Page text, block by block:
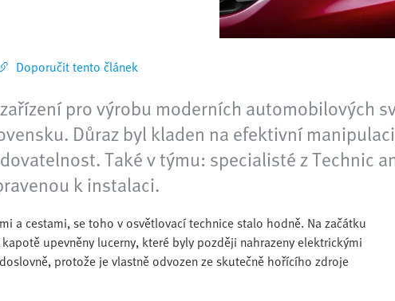
Doporučit tento článek
pro výrobu moderních automobilových
Důraz byl kladen na efektivní
Také v týmu: specialisté z Technic
k instalaci.
a cestami, se toho v osvětlovací technice stalo hodně. Na začátku
upevněny lucerny, které byly později nahrazeny elektrickými
protože je vlastně odvozen ze skutečně hořícího zdroje